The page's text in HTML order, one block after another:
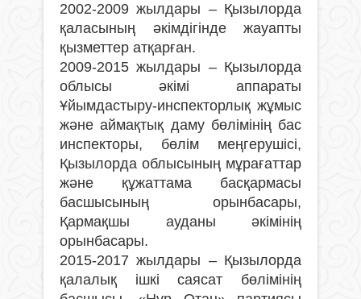
2002-2009 жылдары – Қызылорда
қаласының әкімдігінде жауапты
қызметтер атқарған.
2009-2015 жылдары – Қызылорда
облысы әкімі аппараты
Ұйымдастыру-инспекторлық жұмыс
және аймақтық даму бөлімінің бас
инспекторы, бөлім меңгерушісі,
Қызылорда облысының мұрағаттар
және құжаттама басқармасы
басшысының орынбасары,
Қармақшы ауданы әкімінің
орынбасары.
2015-2017 жылдары – Қызылорда
қалалық ішкі саясат бөлімінің